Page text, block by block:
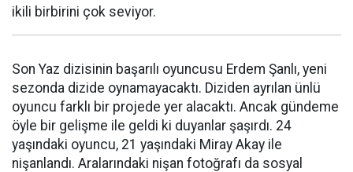
ikili birbirini çok seviyor.
Son Yaz dizisinin başarılı oyuncusu Erdem Şanlı, yeni
sezonda dizide oynamayacaktı. Diziden ayrılan ünlü
oyuncu farklı bir projede yer alacaktı. Ancak gündeme
öyle bir gelişme ile geldi ki duyanlar şaşırdı. 24
yaşındaki oyuncu, 21 yaşındaki Miray Akay ile
nişanlandı. Aralarındaki nişan fotoğrafı da sosyal